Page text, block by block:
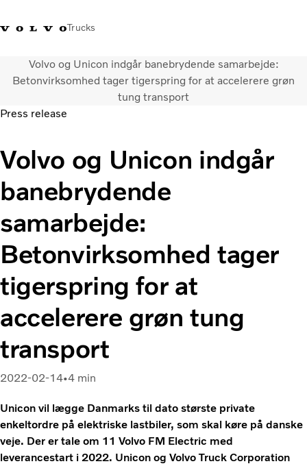
Trucks
+45 44 54 66 00 Volvo Trucks MerchandiseLog ind Danmark
Transportløsninger
Serviceydelser
Forhandlersøgning
Nyheder
Om os
Kontakt os
Volvo og Unicon indgår banebrydende samarbejde:
Betonvirksomhed tager tigerspring for at accelerere grøn
tung transport
Press release
Volvo og Unicon indgår
banebrydende
samarbejde:
Betonvirksomhed tager
tigerspring for at
accelerere grøn tung
transport
2022-02-14 4 min
Unicon vil lægge Danmarks til dato største private
enkeltordre på elektriske lastbiler, som skal køre på danske
veje. Der er tale om 11 Volvo FM Electric med
leverancestart i 2022. Unicon og Volvo Truck Corporation